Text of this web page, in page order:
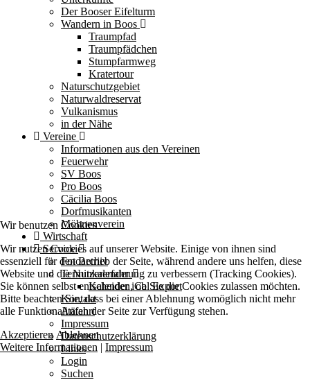
Der Booser Eifelturm
Wandern in Boos
Traumpfad
Traumpfädchen
Stumpfarmweg
Kratertour
Naturschutzgebiet
Naturwaldreservat
Vulkanismus
in der Nähe
Vereine
Informationen aus den Vereinen
Feuerwehr
SV Boos
Pro Boos
Cäcilia Boos
Dorfmusikanten
Möhnenverein
Wirtschaft
Service
Fotoarchiv
Terminkalender
Kalender iCal Export
Kontakt
Anfahrt
Impressum
Datenschutzerklärung
Links
Login
Suchen
Wir benutzen Cookies
Wir nutzen Cookies auf unserer Website. Einige von ihnen sind
essenziell für den Betrieb der Seite, während andere uns helfen, diese
Website und die Nutzererfahrung zu verbessern (Tracking Cookies).
Sie können selbst entscheiden, ob Sie die Cookies zulassen möchten.
Bitte beachten Sie, dass bei einer Ablehnung womöglich nicht mehr
alle Funktionalitäten der Seite zur Verfügung stehen.
Akzeptieren Ablehnen
Weitere Informationen | Impressum